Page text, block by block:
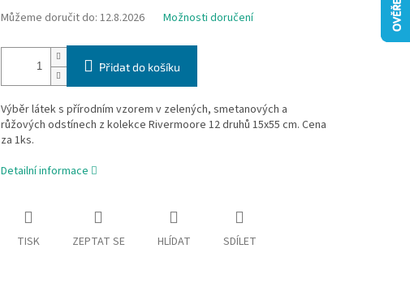
Můžeme doručit do: 12.8.2026 Možnosti doručení
Přidat do košíku
Výběrlátek s přírodním vzorem v zelených, smetanových a
růžových odstínech z kolekce Rivermoore 12 druhů 15x55 cm. Cena
za 1ks.
Detailní informace
TISK ZEPTAT SE HLÍDAT SDÍLET